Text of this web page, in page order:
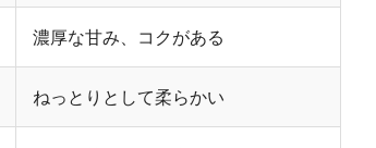
濃厚な甘み、コクがある
ねっとりとして柔らかい